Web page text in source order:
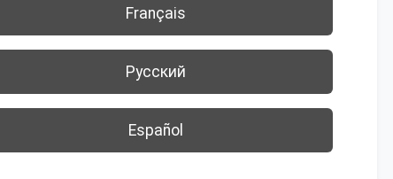
Français
Русский
Español